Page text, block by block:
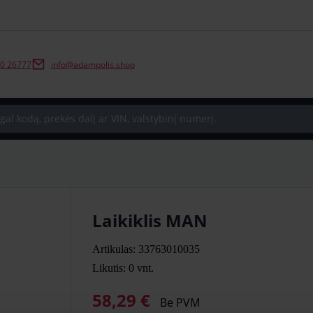
26777 info@adampolis.shop
Laikiklis MAN
Artikulas: 33763010035
Likutis: 0 vnt.
58,29 € Be PVM